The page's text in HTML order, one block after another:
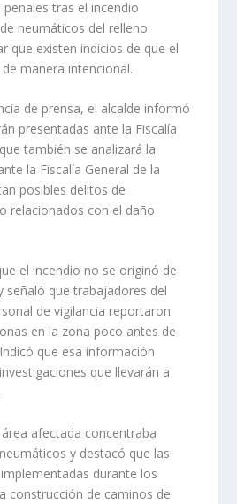
tras el incendio
neumáticos del relleno
que existen indicios de que el
manera intencional.
de prensa, el alcalde informó
presentadas ante la Fiscalía
también se analizará la
la Fiscalía General de la
posibles delitos de
relacionados con el daño
el incendio no se originó de
señaló que trabajadores del
de vigilancia reportaron
en la zona poco antes de
que esa información
que llevarán a
afectada concentraba
y destacó que las
durante los
construcción de caminos de